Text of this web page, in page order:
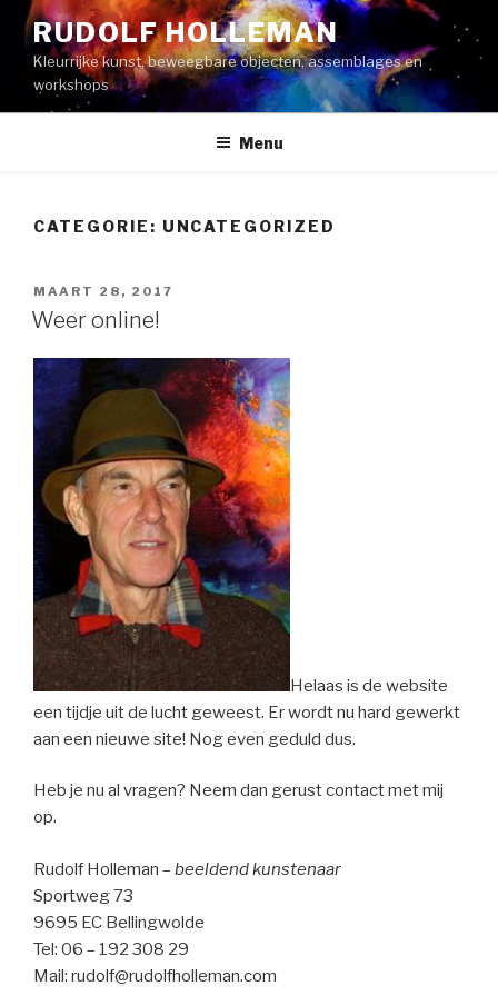
Naar
inhoud
springen
RUDOLF HOLLEMAN
Kleurrijke kunst, beweegbare objecten, assemblages en
workshops
Menu
CATEGORIE: UNCATEGORIZED
GEPLAATST
OP
MAART 28, 2017
Weer online!
Helaas is de website
een tijdje uit de lucht geweest. Er wordt nu hard gewerkt
aan een nieuwe site! Nog even geduld dus.
Heb je nu al vragen? Neem dan gerust contact met mij
op.
Rudolf Holleman – beeldend kunstenaar
Sportweg 73
9695 EC Bellingwolde
Tel: 06 – 192 308 29
Mail: rudolf@rudolfholleman.com